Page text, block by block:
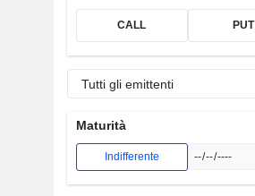
CALL PUT
Tutti gli emittenti
Maturità
Indifferente